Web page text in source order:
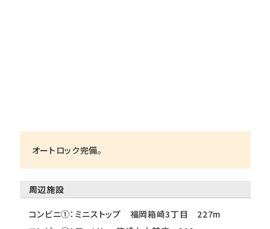
オートロック完備。
周辺施設
コンビニ①：ミニストップ 福岡箱崎3丁目 227m